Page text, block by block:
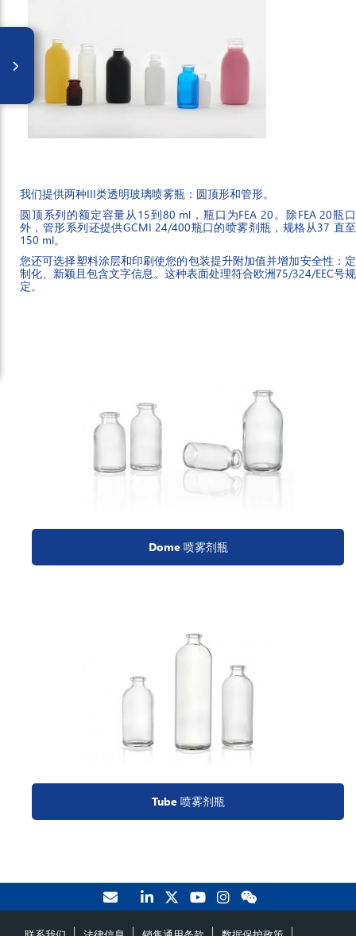
我们提供两种III类透明玻璃喷雾瓶：圆顶形和管形。
圆顶系列的额定容量从15到80 ml，瓶口为FEA 20。除FEA 20瓶口
外，管形系列还提供GCMI 24/400瓶口的喷雾剂瓶，规格从37 直至
150 ml。
您还可选择塑料涂层和印刷使您的包装提升附加值并增加安全性：定
制化、新颖且包含文字信息。这种表面处理符合欧洲75/324/EEC号规
定。
Dome 喷雾剂瓶
Tube 喷雾剂瓶